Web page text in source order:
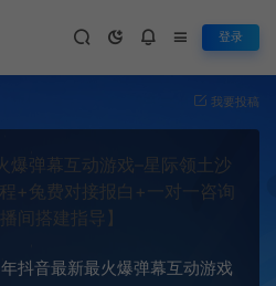
登录
我要投稿
抖音最新最火爆弹幕互动游戏